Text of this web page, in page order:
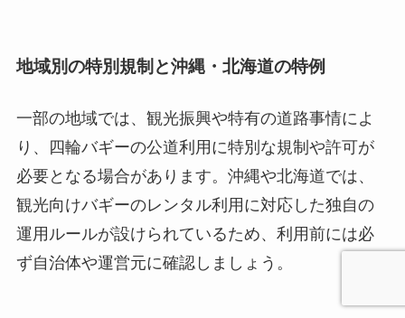
地域別の特別規制と沖縄・北海道の特例
一部の地域では、観光振興や特有の道路事情によ
り、四輪バギーの公道利用に特別な規制や許可が
必要となる場合があります。沖縄や北海道では、
観光向けバギーのレンタル利用に対応した独自の
運用ルールが設けられているため、利用前には必
ず自治体や運営元に確認しましょう。